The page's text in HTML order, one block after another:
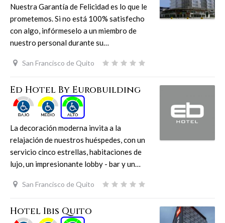
Nuestra Garantía de Felicidad es lo que le
prometemos. Si no está 100% satisfecho
con algo, infórmeselo a un miembro de
nuestro personal durante su…
San Francisco de Quito
Ed Hotel By Eurobuilding
La decoración moderna invita a la
relajación de nuestros huéspedes, con un
servicio cinco estrellas, habitaciones de
lujo, un impresionante lobby - bar y un…
San Francisco de Quito
Hotel Ibis Quito